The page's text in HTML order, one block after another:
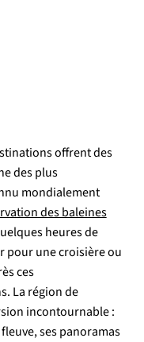
offrent des
des plus
mondialement
des baleines
heures de
pour une croisière ou
ces
La région de
incontournable :
ses panoramas